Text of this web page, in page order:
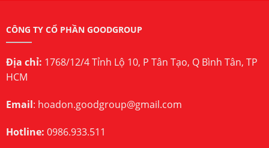
CÔNG TY CỔ PHẦN GOODGROUP
Địa chỉ: 1768/12/4 Tỉnh Lộ 10, P Tân Tạo, Q Bình Tân, TP
HCM
Email: hoadon.goodgroup@gmail.com
Hotline: 0986.933.511